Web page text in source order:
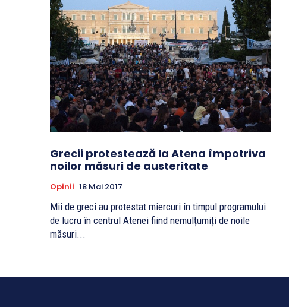
Grecii protestează la Atena împotriva
noilor măsuri de austeritate
Opinii 18 Mai 2017
Mii de greci au protestat miercuri în timpul programului
de lucru în centrul Atenei fiind nemulțumiți de noile
măsuri...